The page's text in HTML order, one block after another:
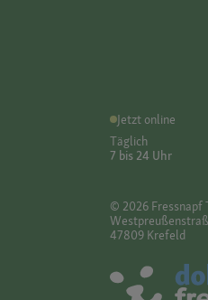
Jetzt online
Täglich
7 bis 24 Uhr
© 2026 Fressnapf
47809 Krefeld